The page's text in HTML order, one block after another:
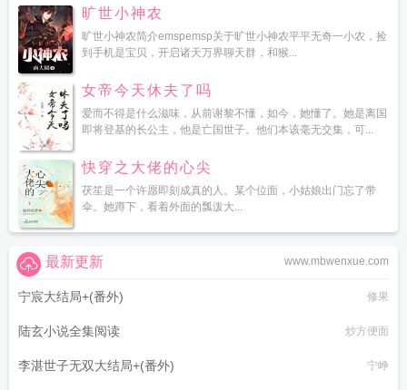
旷世小神农
旷世小神农简介emspemsp关于旷世小神农平平无奇一小农，捡
到手机是宝贝，开启诸天万界聊天群，和猴...
女帝今天休夫了吗
爱而不得是什么滋味，从前谢黎不懂，如今，她懂了。她是离国
即将登基的长公主，他是亡国世子。他们本该毫无交集，可...
快穿之大佬的心尖
茯笙是一个许愿即刻成真的人。某个位面，小姑娘出门忘了带
伞。她蹲下，看着外面的瓢泼大...
www.mbwenxue.com
最新更新
宁宸大结局+(番外) 修果
陆玄小说全集阅读 炒方便面
李湛世子无双大结局+(番外) 宁峥